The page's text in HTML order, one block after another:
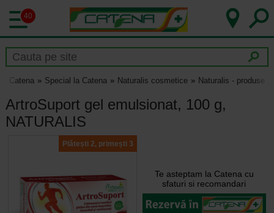
40
Catena Special la Catena Naturalis cosmetice Naturalis - produse
ArtroSuport gel emulsionat, 100 g,
NATURALIS
Plătești 2, primești 3
Te asteptam la Catena cu
sfaturi si recomandari